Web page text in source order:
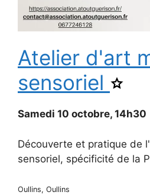
Atelier d'art
sensoriel
Ajouter
Atelier
martial
sensoriel
favoris.
Samedi 10 octobre, 14h30
Découverte et pratique de
sensoriel, spécificité de la
Oullins, Oullins